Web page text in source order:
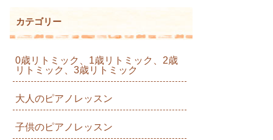
カテゴリー
0歳リトミック、1歳リトミック、2歳
リトミック、3歳リトミック
大人のピアノレッスン
子供のピアノレッスン